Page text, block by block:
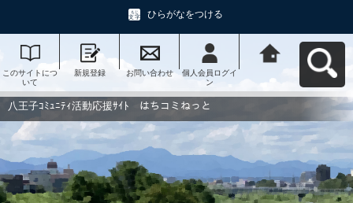
ひらがなをつける
このサイトにつ
いて
新規登録 お問い合わせ
個人会員ログイ
ン
動応援ｻｲﾄ はち
コミねっとへ戻
八王子ｺﾐｭﾆﾃｨ活動応援ｻｲﾄ はちコミねっと